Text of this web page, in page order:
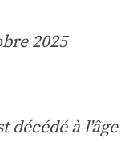
2025
décédé à l'âge